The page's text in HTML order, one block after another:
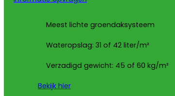
Meest lichte groendaksysteem
Wateropslag: 31 of 42 liter/m²
Verzadigd gewicht: 45 of 60 kg/m²
Bekijk hier